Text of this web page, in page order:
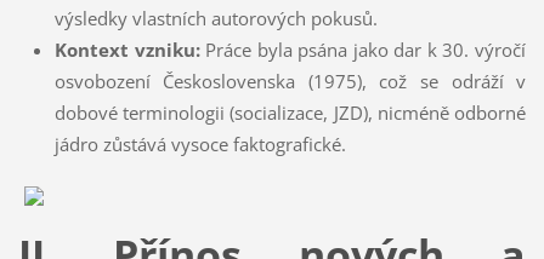
výsledky vlastních autorových pokusů.
Kontext vzniku:Práce byla psána jako dar k 30. výročí
osvobození Československa (1975), což se odráží v
dobové terminologii (socializace, JZD), nicméně odborné
jádro zůstává vysoce faktografické.